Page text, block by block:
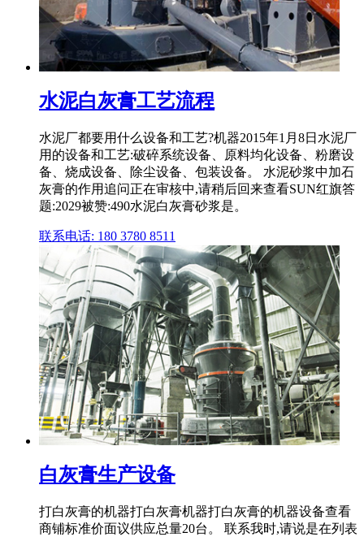
水泥白灰膏工艺流程
水泥厂都要用什么设备和工艺?机器2015年1月8日水泥厂
用的设备和工艺:破碎系统设备、原料均化设备、粉磨设
备、烧成设备、除尘设备、包装设备。 水泥砂浆中加石
灰膏的作用追问正在审核中,请稍后回来查看SUN红旗答
题:2029被赞:490水泥白灰膏砂浆是。
联系电话: 180 3780 8511
白灰膏生产设备
打白灰膏的机器打白灰膏机器打白灰膏的机器设备查看
商铺标准价面议供应总量20台。 联系我时,请说是在列表